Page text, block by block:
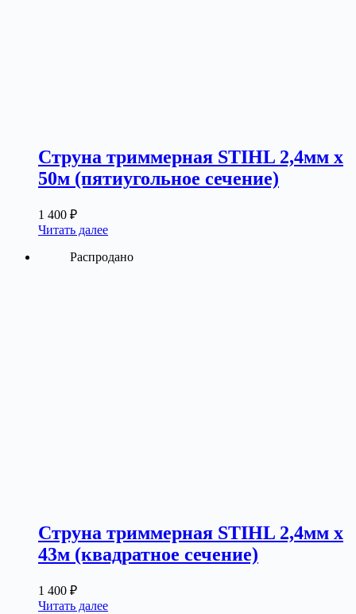
Струна триммерная STIHL 2,4мм х
50м (пятиугольное сечение)
1 400 ₽
Читать далее
Распродано
Струна триммерная STIHL 2,4мм х
43м (квадратное сечение)
1 400 ₽
Читать далее